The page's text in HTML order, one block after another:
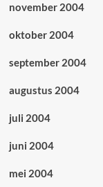
november 2004
oktober 2004
september 2004
augustus 2004
juli 2004
juni 2004
mei 2004